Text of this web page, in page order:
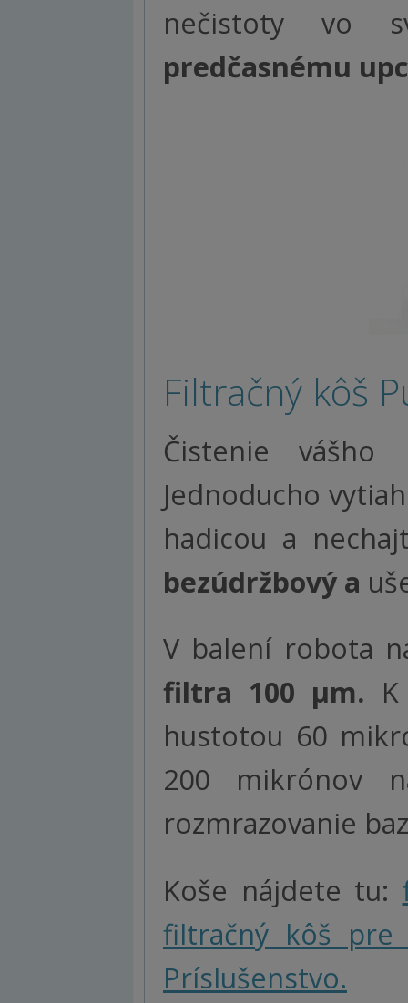
nečistoty vo
predčasnému
Filtračný kôš
Čistenie
Jednoducho
hadicou a
bezúdržbový a
V balení robota
filtra 100 µm.
hustotou 60
200 mikrónov
rozmrazovanie
Koše nájdete tu:
filtračný kôš pre
Príslušenstvo.